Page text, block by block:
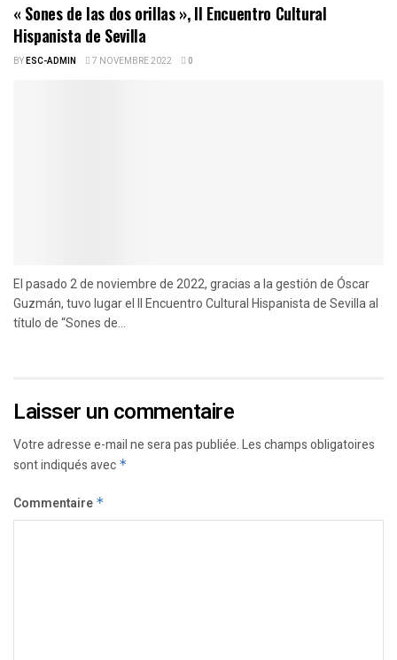
« Sones de las dos orillas », II Encuentro Cultural
Hispanista de Sevilla
BYESC-ADMIN 7 NOVEMBRE 2022 0
El pasado 2 de noviembre de 2022, gracias a la gestión de Óscar
Guzmán, tuvo lugar el II Encuentro Cultural Hispanista de Sevilla al
título de “Sones de...
Laisser un commentaire
Votre adresse e-mail ne sera pas publiée.Les champs obligatoires
sont indiqués avec *
Commentaire *